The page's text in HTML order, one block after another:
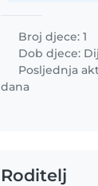
Broj djece: 1
Dob djece:
Posljednja
dana
Roditelj